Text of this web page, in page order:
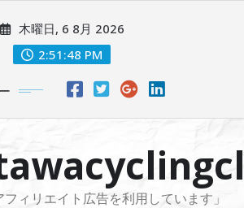
木曜日, 6 8月 2026
2:51:49 PM
ィリエイト広告を利用しています」